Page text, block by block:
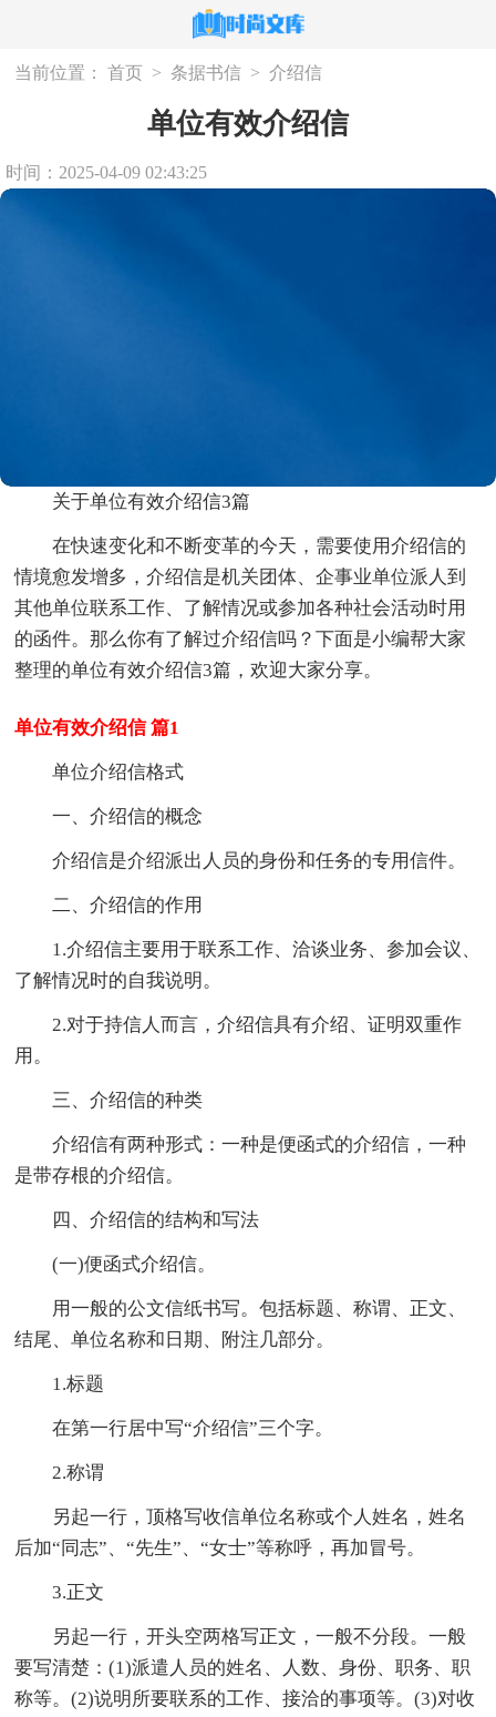
当前位置： 首页 > 条据书信 > 介绍信
单位有效介绍信
时间：2025-04-09 02:43:25
关于单位有效介绍信3篇
在快速变化和不断变革的今天，需要使用介绍信的
情境愈发增多，介绍信是机关团体、企事业单位派人到
其他单位联系工作、了解情况或参加各种社会活动时用
的函件。那么你有了解过介绍信吗？下面是小编帮大家
整理的单位有效介绍信3篇，欢迎大家分享。
单位有效介绍信 篇1
单位介绍信格式
一、介绍信的概念
介绍信是介绍派出人员的身份和任务的专用信件。
二、介绍信的作用
1.介绍信主要用于联系工作、洽谈业务、参加会议、
了解情况时的自我说明。
2.对于持信人而言，介绍信具有介绍、证明双重作
用。
三、介绍信的种类
介绍信有两种形式：一种是便函式的介绍信，一种
是带存根的介绍信。
四、介绍信的结构和写法
(一)便函式介绍信。
用一般的公文信纸书写。包括标题、称谓、正文、
结尾、单位名称和日期、附注几部分。
1.标题
在第一行居中写“介绍信”三个字。
2.称谓
另起一行，顶格写收信单位名称或个人姓名，姓名
后加“同志”、“先生”、“女士”等称呼，再加冒号。
3.正文
另起一行，开头空两格写正文，一般不分段。一般
要写清楚：(1)派遣人员的姓名、人数、身份、职务、职
称等。(2)说明所要联系的工作、接洽的事项等。(3)对收